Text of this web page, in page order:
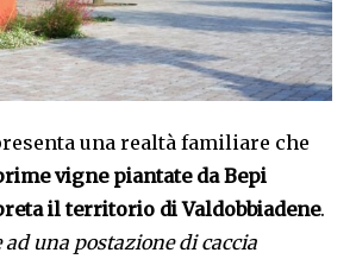
una realtà familiare che
vigne piantate da Bepi
il territorio di Valdobbiadene.
ad una postazione di caccia